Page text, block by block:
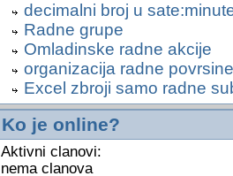
decimalni broj u
Radne grupe
Omladinske radne akcije
organizacija radne povrsine
Excel zbroji samo radne
Ko je online?
Aktivni clanovi:
nema clanova